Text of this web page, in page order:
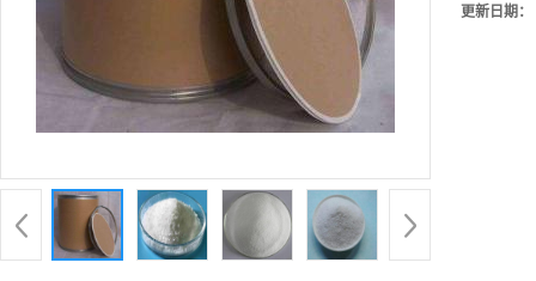
更新日期：